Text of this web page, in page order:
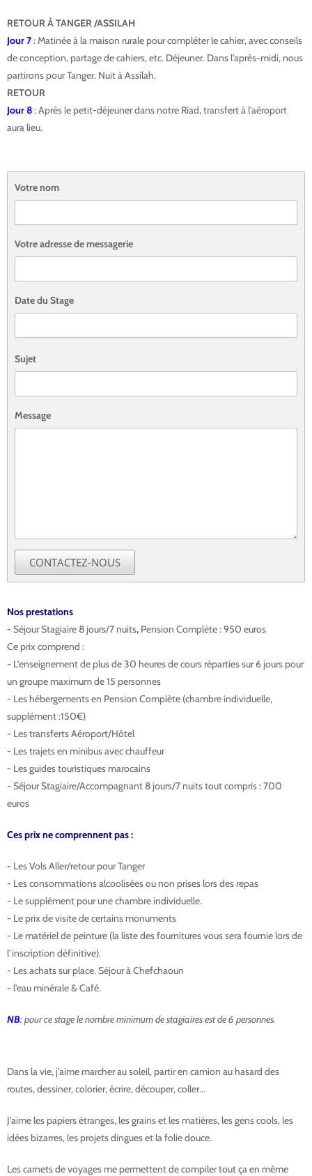
RETOUR À TANGER /ASSILAH
Jour 7: Matinée à la maison rurale pour compléter le cahier, avec conseils
de conception, partage de cahiers, etc. Déjeuner. Dans l'après-midi, nous
partirons pour Tanger. Nuit à Assilah.
RETOUR
Jour 8: Après le petit-déjeuner dans notre Riad, transfert à l'aéroport
aura lieu.
Votre nom
Votre adresse de messagerie
Date du Stage
Sujet
Message
CONTACTEZ-NOUS
Nos prestations
- Séjour Stagiaire 8 jours/7 nuits, Pension Complète : 950 euros
Ce prix comprend :
- L’enseignement de plus de 30 heures de cours réparties sur 6 jours pour
un groupe maximum de 15 personnes
- Les hébergements en Pension Complète (chambre individuelle,
supplément :150€)
- Les transferts Aéroport/Hôtel
- Les trajets en minibus avec chauffeur
- Les guides touristiques marocains
- Séjour Stagiaire/Accompagnant 8 jours/7 nuits tout compris : 700
euros
Ces prix ne comprennent pas :
- Les Vols Aller/retour pour Tanger
- Les consommations alcoolisées ou non prises lors des repas
- Le supplément pour une chambre individuelle.
- Le prix de visite de certains monuments
- Le matériel de peinture (la liste des fournitures vous sera fournie lors de
l’inscription définitive).
- Les achats sur place. Séjour à Chefchaoun
- l'eau minérale & Café.
NB: pour ce stage le nombre minimum de stagiaires est de 6 personnes.
Dans la vie, j'aime marcher au soleil, partir en camion au hasard des
routes, dessiner, colorier, écrire, découper, coller...
J'aime les papiers étranges, les grains et les matières, les gens cools, les
idées bizarres, les projets dingues et la folie douce.
​Les carnets de voyages me permettent de compiler tout ça en même